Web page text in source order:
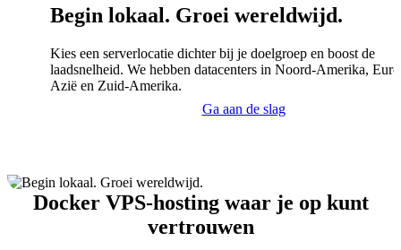
Begin lokaal. Groei wereldwijd.
Kies een serverlocatie dichter bij je doelgroep en boost de
laadsnelheid. We hebben datacenters in Noord-Amerika,
Azië en Zuid-Amerika.
Ga aan de slag
Docker VPS-hosting waar je op kunt
vertrouwen